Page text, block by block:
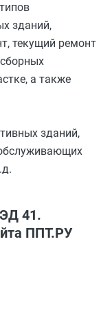
зданий,
текущий ремонт
а также
зданий,
41.
ППТ.РУ